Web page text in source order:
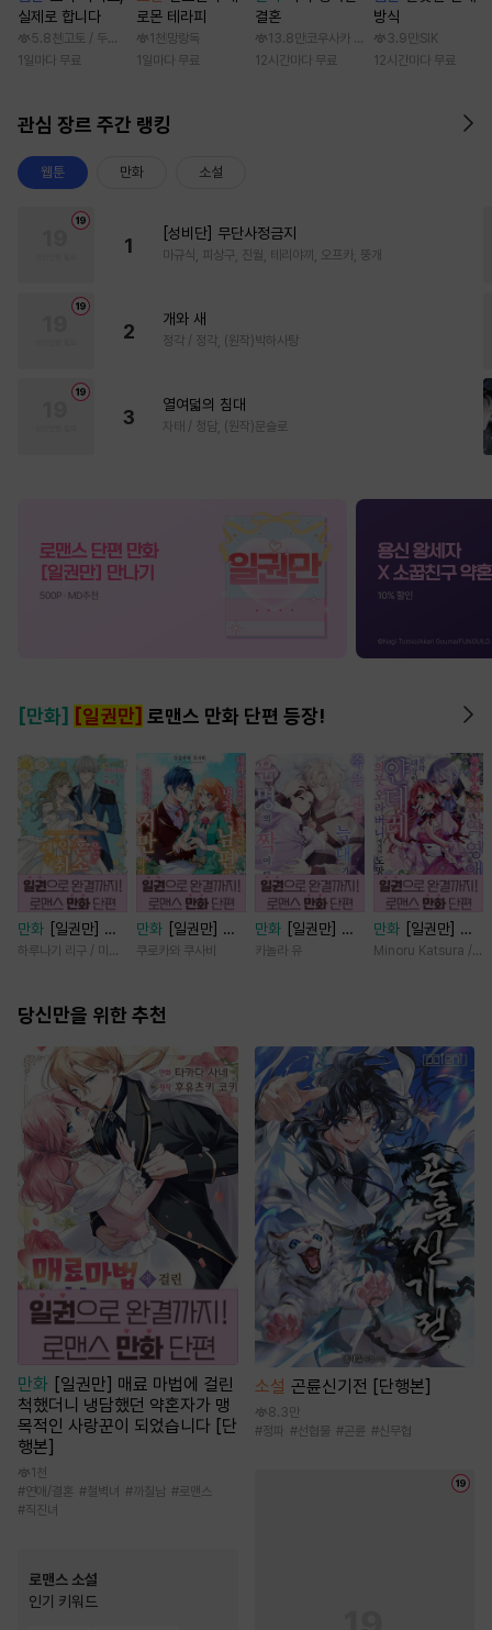
실제로 합니다
5.8천 고토 / 두나래
1일마다 무료
로몬 테라피
1천 망랑독
1일마다 무료
결혼
13.8만 코우사카 리토 / 아기토기 아쿠미
12시간마다 무료
방식
3.9만 SIK
12시간마다 무료
관심 장르 주간 랭킹
웹툰 만화 소설
1
[성비단] 무단사정금지
마규식, 피상구, 진월, 테리야끼, 오프카, 뚱개
2
개와 새
정각 / 정각, (원작)박하사탕
3
열여덟의 침대
자태 / 청담, (원작)문슬로
[만화] [일권만] 로맨스 만화 단편 등장!
만화
[일권만] 제
약혼은 취소되었습
하루나기 리구 / 미즈메
만화
[일권만] 내
게 간섭하지 않겠
바라봅니다 [단행
쿠로카와 쿠사비
만화
[일권만] 죽
을 뻔한 늑대가 운
카놀라 유
만화
[일권만] 기
억상실 악역 영애
본]
Minoru Katsura /
당신만을 위한 추천
만화 [일권만] 매료 마법에 걸린
척했더니 냉담했던 약혼자가 맹
목적인 사랑꾼이 되었습니다 [단
행본]
1천
#연애/결혼 #철벽녀 #까칠남 #로맨스
#직진녀
로맨스 소설
인기 키워드
소설 곤륜신기전 [단행본]
8.3만
#정파 #선협물 #곤륜 #신무협